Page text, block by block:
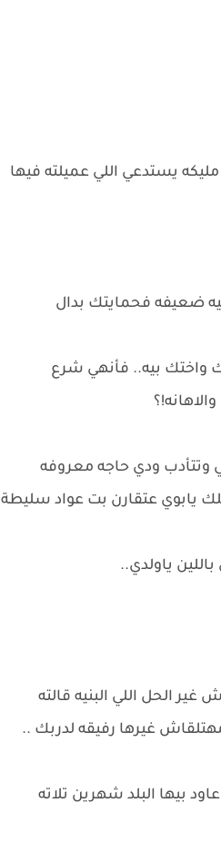
يستدعي اللي عميلته فيها
ضعيفه فحمايتك بدال
واختك بيه.. فأنهي شرع
وتتأدب ودي حاجه معروفه
يابوي عتقارن بت عواد سليطة
ياولدي..
الحل اللي البنيه قالته
غيرها رفيقه لدربك ..
بيها البلد شهرين تلاته